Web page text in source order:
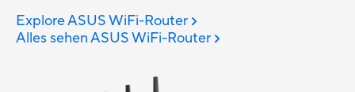
Explore ASUS WiFi-Router
Alles sehen ASUS WiFi-Router